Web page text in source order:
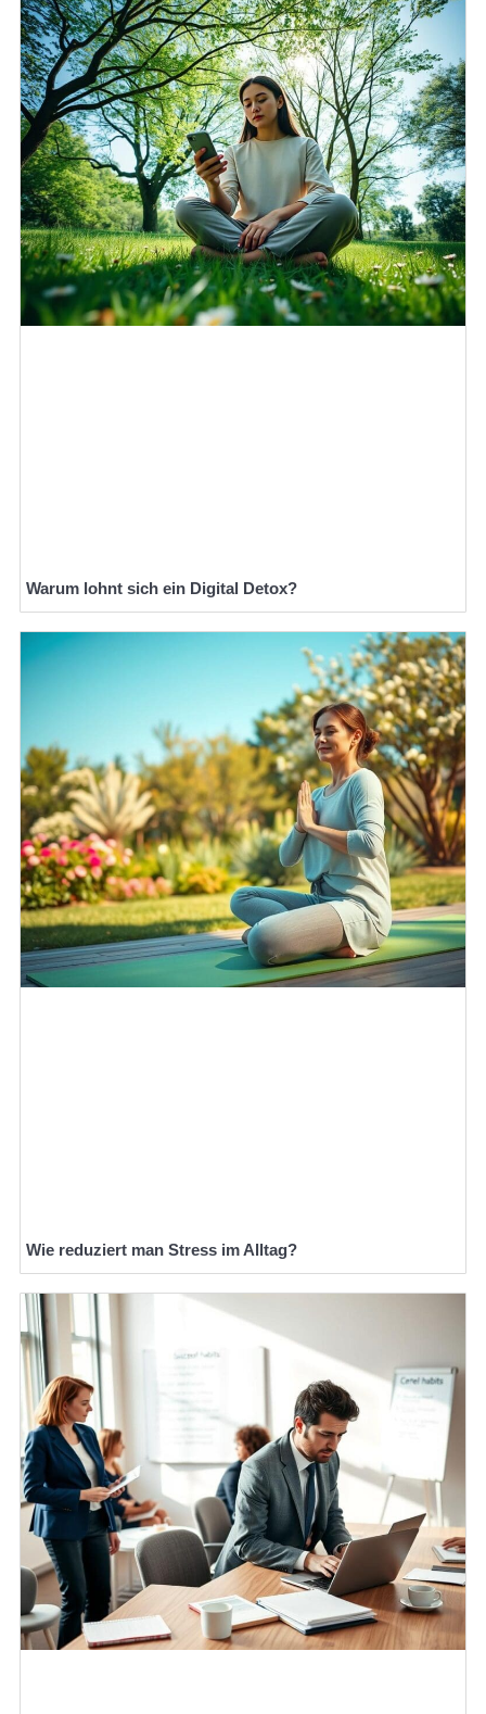
Warum lohnt sich ein Digital Detox?
Wie reduziert man Stress im Alltag?